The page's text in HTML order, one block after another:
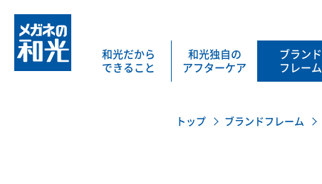
和光だから
できること
和光独自の
アフターケア
ブランド
フレーム
トップ ブランドフレーム